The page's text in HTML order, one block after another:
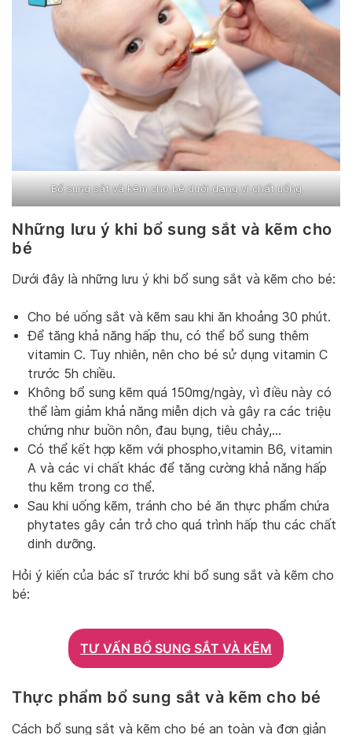
Bổ sung sắt và kẽm cho bé dưới dạng vi chất uống
Những lưu ý khi bổ sung sắt và kẽm cho
bé
Dưới đây là những lưu ý khi bổ sung sắt và kẽm cho bé:
Cho bé uống sắt và kẽm sau khi ăn khoảng 30 phút.
Để tăng khả năng hấp thu, có thể bổ sung thêm
vitamin C. Tuy nhiên, nên cho bé sử dụng vitamin C
trước 5h chiều.
Không bổ sung kẽm quá 150mg/ngày, vì điều này có
thể làm giảm khả năng miễn dịch và gây ra các triệu
chứng như buồn nôn, đau bụng, tiêu chảy,…
Có thể kết hợp kẽm với phospho,vitamin B6, vitamin
A và các vi chất khác để tăng cường khả năng hấp
thu kẽm trong cơ thể.
Sau khi uống kẽm, tránh cho bé ăn thực phẩm chứa
phytates gây cản trở cho quá trình hấp thu các chất
dinh dưỡng.
Hỏi ý kiến của bác sĩ trước khi bổ sung sắt và kẽm cho
bé:
TƯ VẤN BỔ SUNG SẮT VÀ KẼM
Thực phẩm bổ sung sắt và kẽm cho bé
Cách bổ sung sắt và kẽm cho bé an toàn và đơn giản